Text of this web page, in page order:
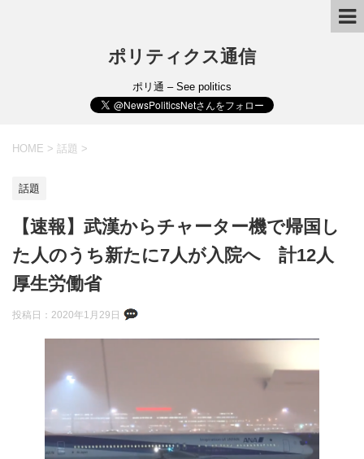
ポリティクス通信
ポリ通 – See politics
HOME > 話題 >
話題
【速報】武漢からチャーター機で帰国し
た人のうち新たに7人が入院へ 計12人
厚生労働省
投稿日： 2020年1月29日